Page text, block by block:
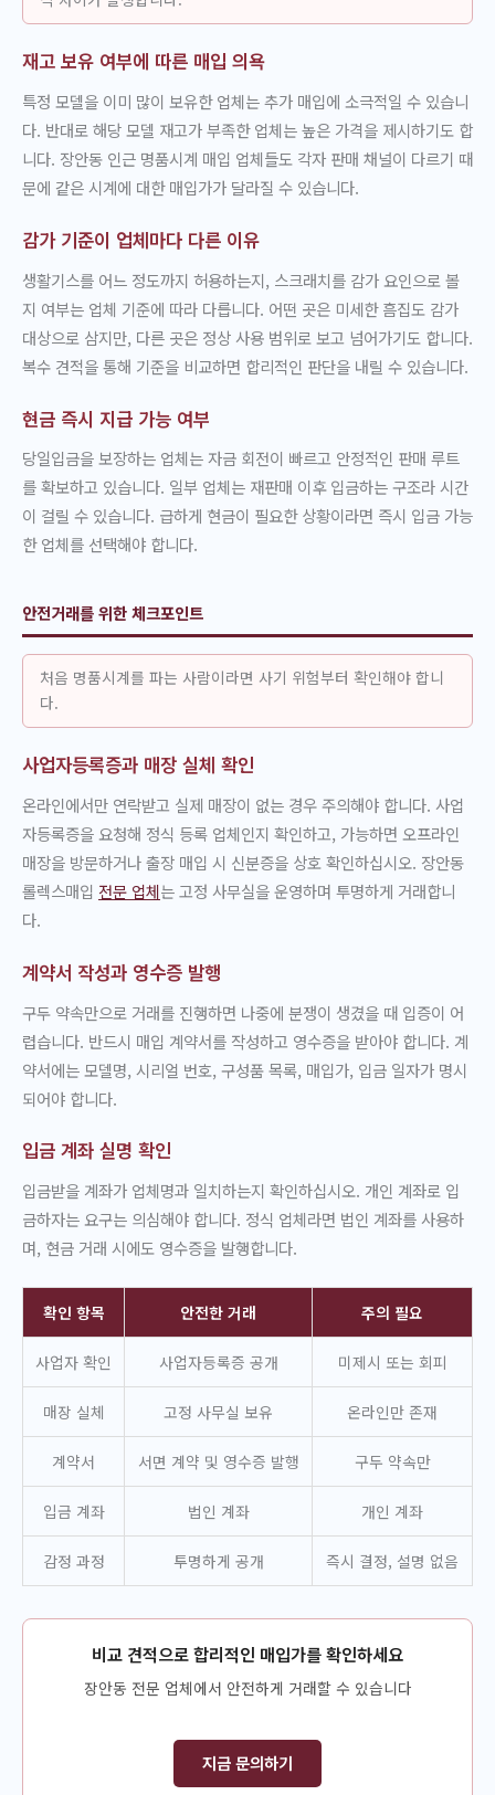
재고 보유 여부에 따른 매입 의욕
특정 모델을 이미 많이 보유한 업체는 추가 매입에 소극적일 수 있습니
다. 반대로 해당 모델 재고가 부족한 업체는 높은 가격을 제시하기도 합
니다. 장안동 인근 명품시계 매입 업체들도 각자 판매 채널이 다르기 때
문에 같은 시계에 대한 매입가가 달라질 수 있습니다.
감가 기준이 업체마다 다른 이유
생활기스를 어느 정도까지 허용하는지, 스크래치를 감가 요인으로 볼
지 여부는 업체 기준에 따라 다릅니다. 어떤 곳은 미세한 흠집도 감가
대상으로 삼지만, 다른 곳은 정상 사용 범위로 보고 넘어가기도 합니다.
복수 견적을 통해 기준을 비교하면 합리적인 판단을 내릴 수 있습니다.
현금 즉시 지급 가능 여부
당일입금을 보장하는 업체는 자금 회전이 빠르고 안정적인 판매 루트
를 확보하고 있습니다. 일부 업체는 재판매 이후 입금하는 구조라 시간
이 걸릴 수 있습니다. 급하게 현금이 필요한 상황이라면 즉시 입금 가능
한 업체를 선택해야 합니다.
안전거래를 위한 체크포인트
처음 명품시계를 파는 사람이라면 사기 위험부터 확인해야 합니
다.
사업자등록증과 매장 실체 확인
온라인에서만 연락받고 실제 매장이 없는 경우 주의해야 합니다. 사업
자등록증을 요청해 정식 등록 업체인지 확인하고, 가능하면 오프라인
매장을 방문하거나 출장 매입 시 신분증을 상호 확인하십시오. 장안동
롤렉스매입 전문 업체는 고정 사무실을 운영하며 투명하게 거래합니
다.
계약서 작성과 영수증 발행
구두 약속만으로 거래를 진행하면 나중에 분쟁이 생겼을 때 입증이 어
렵습니다. 반드시 매입 계약서를 작성하고 영수증을 받아야 합니다. 계
약서에는 모델명, 시리얼 번호, 구성품 목록, 매입가, 입금 일자가 명시
되어야 합니다.
입금 계좌 실명 확인
입금받을 계좌가 업체명과 일치하는지 확인하십시오. 개인 계좌로 입
금하자는 요구는 의심해야 합니다. 정식 업체라면 법인 계좌를 사용하
며, 현금 거래 시에도 영수증을 발행합니다.
확인 항목 안전한 거래 주의 필요
사업자 확인 사업자등록증 공개 미제시 또는 회피
매장 실체 고정 사무실 보유 온라인만 존재
계약서 서면 계약 및 영수증 발행 구두 약속만
입금 계좌 법인 계좌 개인 계좌
감정 과정 투명하게 공개 즉시 결정, 설명 없음
비교 견적으로 합리적인 매입가를 확인하세요
장안동 전문 업체에서 안전하게 거래할 수 있습니다
지금 문의하기